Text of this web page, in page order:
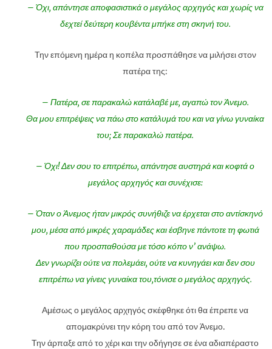
– Όχι, απάντησε αποφασιστικά ο μεγάλος αρχηγός και χωρίς να
δεχτεί δεύτερη κουβέντα μπήκε στη σκηνή του.
Την επόμενη ημέρα η κοπέλα προσπάθησε να μιλήσει στον
πατέρα της:
– Πατέρα, σε παρακαλώ κατάλαβέ με, αγαπώ τον Άνεμο.
Θα μου επιτρέψεις να πάω στο κατάλυμά του και να γίνω γυναίκα
του; Σε παρακαλώ πατέρα.
– Όχι! Δεν σου το επιτρέπω, απάντησε αυστηρά και κοφτά ο
μεγάλος αρχηγός και συνέχισε:
– Όταν ο Άνεμος ήταν μικρός συνήθιζε να έρχεται στο αντίσκηνό
μου, μέσα από μικρές χαραμάδες και έσβηνε πάντοτε τη φωτιά
που προσπαθούσα με τόσο κόπο ν’ ανάψω.
Δεν γνωρίζει ούτε να πολεμάει, ούτε να κυνηγάει και δεν σου
επιτρέπω να γίνεις γυναίκα του,τόνισε ο μεγάλος αρχηγός.
Αμέσως ο μεγάλος αρχηγός σκέφθηκε ότι θα έπρεπε να
απομακρύνει την κόρη του από τον Άνεμο.
Την άρπαξε από το χέρι και την οδήγησε σε ένα αδιαπέραστο